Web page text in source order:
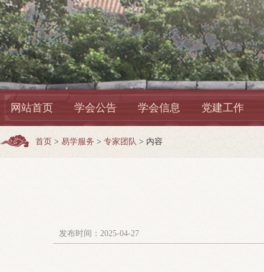
网站首页 学会公告 学会信息 党建工作
首页 >易学服务 > 专家团队 > 内容
发布时间：2025-04-27